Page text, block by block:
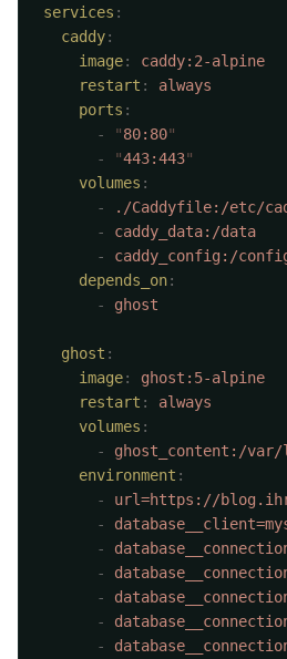
services
  caddy
    image
:
    restart
:
    ports
      -
"80:80
      -
"443:443
    volumes
      -
      -
      -
    depends_on
      -
  ghost
    image
:
    restart
:
    volumes
      -
    environment
      -
      -
      -
      -
      -
      -
      -